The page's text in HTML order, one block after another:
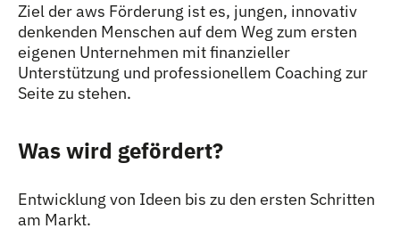
Ziel der aws Förderung ist es, jungen, innovativ
denkenden Menschen auf dem Weg zum ersten
eigenen Unternehmen mit finanzieller
Unterstützung und professionellem Coaching zur
Seite zu stehen.
Was wird gefördert?
Entwicklung von Ideen bis zu den ersten Schritten
am Markt.